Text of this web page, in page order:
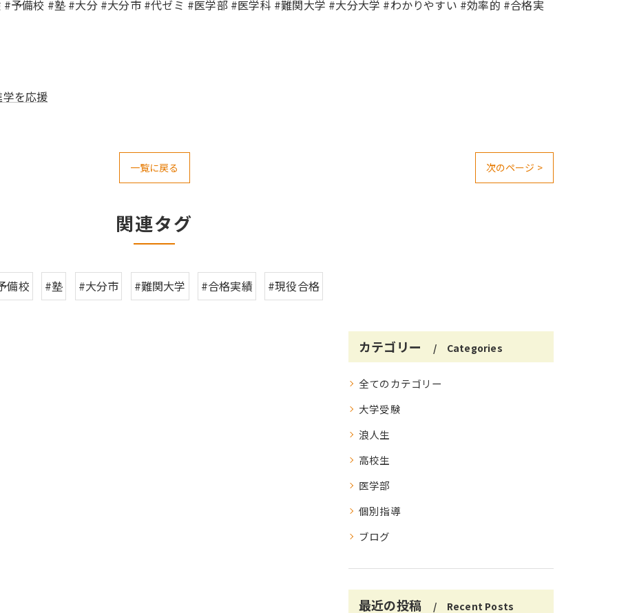
予備校 #塾 #大分 #大分市 #代ゼミ #医学部 #医学科 #難関大学 #大分大学 #わかりやすい #効率的 #合格実
を応援
一覧に戻る 次のページ >
関連タグ
備校 #塾 #大分市 #難関大学 #合格実績 #現役合格
カテゴリー Categories
全てのカテゴリー
大学受験
浪人生
高校生
医学部
個別指導
ブログ
最近の投稿 Recent Posts